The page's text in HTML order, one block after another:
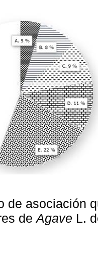
de asociación
deAgave L.